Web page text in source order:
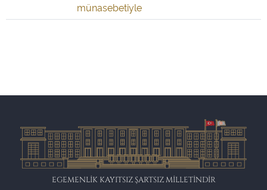
münasebetiyle
EGEMENLİK KAYITSIZ ŞARTSIZ MİLLETİNDİR